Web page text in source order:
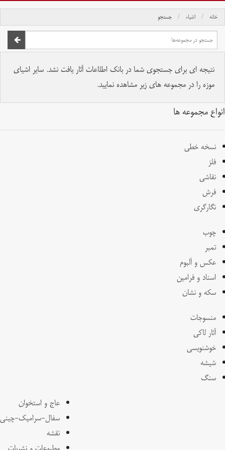
خانه اشیاء جستجو
نتیجه ای برای جستجوی شما در بانک اطلاعات آثار یافت نشد. سایر اشیای
موزه را در مجموعه های زیر مشاهده نمایید.
انواع مجموعه ها
نسخه خطی
فلز
نقاشی
فرش
نگارگری
چوب
تمبر
عکس و آلبوم
اسناد و فرامین
سکه و نشان
منسوجات
آثار لاکی
خوشنویسی
شیشه
سنگ
عاج و استخوان
سفال-سرامیک-چینی
نقشه
تمام حقوق برای موسسه کتابخانه و موزه ملی ملک محفوظ است.